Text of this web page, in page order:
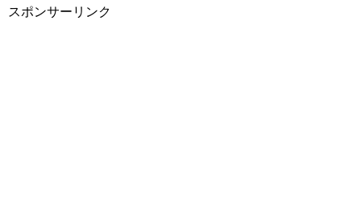
スポンサーリンク